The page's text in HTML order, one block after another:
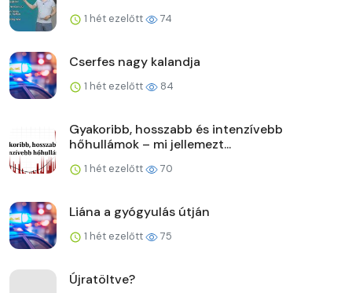
1 hét ezelőtt 74
Cserfes nagy kalandja
1 hét ezelőtt 84
Gyakoribb, hosszabb és intenzívebb
hőhullámok – mi jellemezt...
1 hét ezelőtt 70
Liána a gyógyulás útján
1 hét ezelőtt 75
Újratöltve?